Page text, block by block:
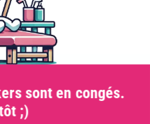
sont en congés.
;)